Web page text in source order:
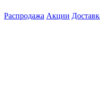
Распродажа Акции